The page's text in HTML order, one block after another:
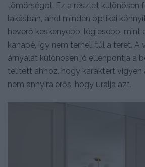
tömörséget. Ez a részlet különösen
lakásban, ahol minden optikai
heverő keskenyebb, légiesebb,
kanapé, így nem terheli túl a teret.
árnyalat különösen jó ellenpontja a
telített ahhoz, hogy karaktert vigyen
nem annyira erős, hogy uralja azt.